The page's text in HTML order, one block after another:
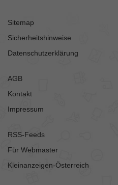
Sitemap
Sicherheitshinweise
Datenschutzerklärung
AGB
Kontakt
Impressum
RSS-Feeds
Für Webmaster
Kleinanzeigen-Österreich